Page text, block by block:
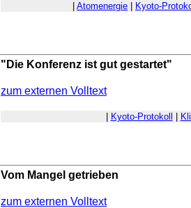
Atomenergie Kyoto-
"Die Konferenz ist gut gestartet"
zum externen Volltext
Kyoto-Protokoll
Vom Mangel getrieben
zum externen Volltext